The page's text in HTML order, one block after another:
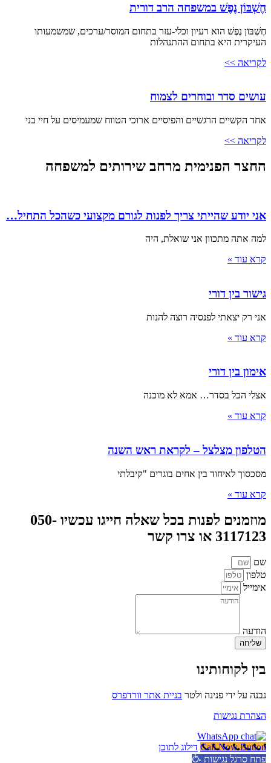
חֶשְׁבּוֹן נֶפֶשׁ במשפחה הרב דורית
חֶשְׁבּוֹן נֶפֶשׁ הוא רעיון וכלי-עזר בתחום המוסר/ערכים, שמשמעותו
העיקרית היא בתחום ההתנהלות
לקריאה >>
עושים סדר ובוחרים לצמוח
אחד הקשיים הרגשיים והפיסיים ארוכי הטווח שמעמיסים על חיי בני
לקריאה >>
החצר הפנימית מרחב שירותים למשפחה
אני יודע שהייתי צריך לפנות לגורם מקצועי כשהכל התחיל…
למה אתה מתכוון אני שואלת, היה
קרא עוד »
גישור בין דורי
אני רק יצאתי לפנסיה רוצה להנות
קרא עוד »
אימון בין דורי
אצלי הכל בסדר… אמא לא מוכנה
קרא עוד »
הטלפון מצלצל – לקראת ראש השנה
מסכסוך לאיחוד בין אחים בוגרים "קיבלתי
קרא עוד »
מוזמנים לפנות בכל שאלה חייגו עכשיו 050-
3117123 או צרו קשר
שם
טלפון
אימייל
הודעה
שליחה
בין לקוחותינו
נבנה על ידי פנינה ולטר בניית אתר וורדפרס
הצהרת נגישות
Call Now Button דילוג לתוכן
פתח סרגל נגישות